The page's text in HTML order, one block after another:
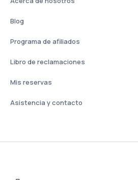
Blog
Programa de afiliados
Libro de reclamaciones
Mis reservas
Asistencia y contacto